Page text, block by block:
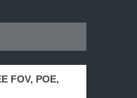
FOV, POE,